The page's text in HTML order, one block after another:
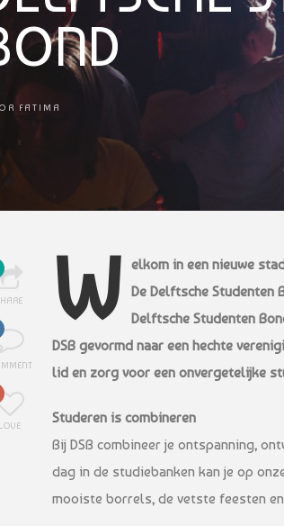
FATIMA
LOVE
W elkom in een nieuwe
De Delftsche Studenten
Delftsche Studenten
DSB gevormd naar een hechte
lid en zorg voor een onvergetelijke
Studeren is combineren
Bij DSB combineer je ontspanning,
dag in de studiebanken kan je op
mooiste borrels, de vetste feesten